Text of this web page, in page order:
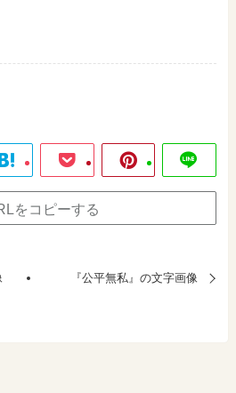
をコピーする
『公平無私』の文字画像